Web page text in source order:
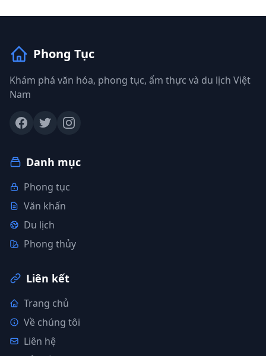
Phong Tục
Khám phá văn hóa, phong tục, ẩm thực và du lịch Việt
Nam
Danh mục
Phong tục
Văn khấn
Du lịch
Phong thủy
Liên kết
Trang chủ
Về chúng tôi
Liên hệ